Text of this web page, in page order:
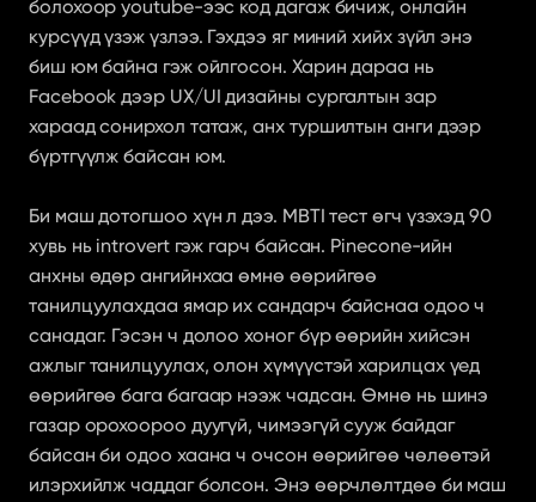
болохоор youtube-ээс код дагаж бичиж, онлайн
курсүүд үзэж үзлээ. Гэхдээ яг миний хийх зүйл энэ
биш юм байна гэж ойлгосон. Харин дараа нь
Facebook дээр UX/UI дизайны сургалтын зар
хараад сонирхол татаж, анх туршилтын анги дээр
бүртгүүлж байсан юм.
Би маш дотогшоо хүн л дээ. MBTI тест өгч үзэхэд 90
хувь нь introvert гэж гарч байсан. Pinecone-ийн
анхны өдөр ангийнхаа өмнө өөрийгөө
танилцуулахдаа ямар их сандарч байснаа одоо ч
санадаг. Гэсэн ч долоо хоног бүр өөрийн хийсэн
ажлыг танилцуулах, олон хүмүүстэй харилцах үед
өөрийгөө бага багаар нээж чадсан. Өмнө нь шинэ
газар орохоороо дуугүй, чимээгүй сууж байдаг
байсан би одоо хаана ч очсон өөрийгөө чөлөөтэй
илэрхийлж чаддаг болсон. Энэ өөрчлөлтдөө би маш